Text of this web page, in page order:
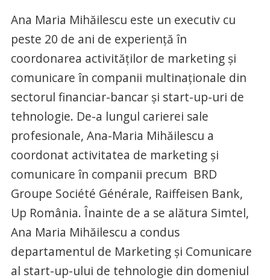
Ana Maria Mihăilescu este un executiv cu
peste 20 de ani de experiență în
coordonarea activităților de marketing și
comunicare în companii multinaționale din
sectorul financiar-bancar și start-up-uri de
tehnologie. De-a lungul carierei sale
profesionale, Ana-Maria Mihăilescu a
coordonat activitatea de marketing și
comunicare în companii precum BRD
Groupe Société Générale, Raiffeisen Bank,
Up România. Înainte de a se alătura Simtel,
Ana Maria Mihăilescu a condus
departamentul de Marketing și Comunicare
al start-up-ului de tehnologie din domeniul